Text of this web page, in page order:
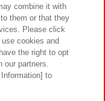
サイトポリシー
リティ方針と検証結果
combine it with
them or that they
Please click
cookies and
the right to opt
our partners.
to